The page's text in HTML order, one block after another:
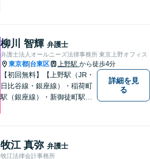
柳川 智輝 弁護士
弁護士法人オールニーズ法律事務所 東京上野オフィス
東京都 台東区 上野駅 から徒歩4分
【初回無料】【上野駅（JR・
日比谷線・銀座線）・稲荷町
駅（銀座線）・新御徒町駅
様に寄り添い、意志を尊重し
つつ、冷静的確なアドバイス
詳細を見
る
牧江 真弥 弁護士
牧江法律会計事務所